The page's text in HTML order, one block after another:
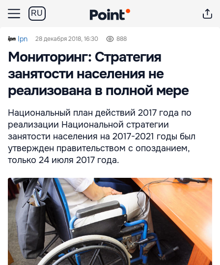
RU
Ipn 28 декабря 2018, 16:30 888
Мониторинг: Стратегия
занятости населения не
реализована в полной мере
Национальный план действий 2017 года по
реализации Национальной стратегии
занятости населения на 2017-2021 годы был
утвержден правительством с опозданием,
только 24 июля 2017 года.